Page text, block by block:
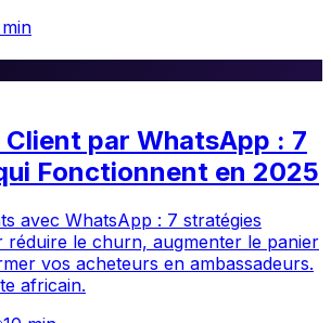
min
par WhatsApp : 7
Fonctionnent en 2025
avec WhatsApp : 7 stratégies
réduire le churn, augmenter le panier
vos acheteurs en ambassadeurs.
africain.